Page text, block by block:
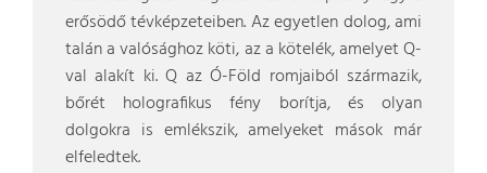
erősödő tévképzeteiben. Az egyetlen dolog, ami
talán a valósághoz köti, az a kötelék, amelyet Q-
val alakít ki. Q az Ó-Föld romjaiból származik,
bőrét holografikus fény borítja, és olyan
dolgokra is emlékszik, amelyeket mások már
elfeledtek.